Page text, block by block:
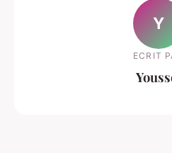
Y
ECRIT